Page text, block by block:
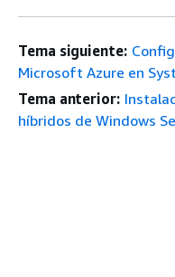
Tema siguiente:
Microsoft Azure en
Tema anterior:
híbridos de Windows